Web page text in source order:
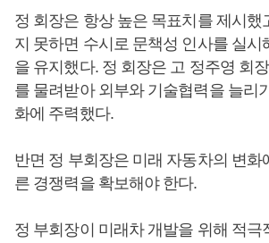
정 회장은 항상 높은 목표치를 제시했
지 못하면 수시로 문책성 인사를 실시
을 유지했다. 정 회장은 고 정주영 회
를 물려받아 외부와 기술협력을 늘리
화에 주력했다.
반면 정 부회장은 미래 자동차의 변화
른 경쟁력을 확보해야 한다.
정 부회장이 미래차 개발을 위해 적극